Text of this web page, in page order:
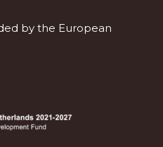
by the European